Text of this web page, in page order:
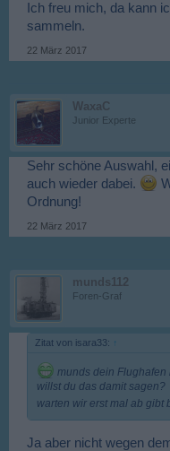
Ich freu mich, da kann
sammeln.
22 März 2017
WaxaC
Junior Experte
Sehr schöne Auswahl,
auch wieder dabei.
Ordnung!
22 März 2017
munds112
Foren-Graf
Zitat von isara33: ↑
munds dein Flughafen
willst du das damit sagen?
warten wir erst mal ab gibt
Ja aber nicht wegen